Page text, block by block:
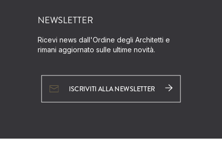
NEWSLETTER
Ricevi news dall'Ordine degli Architetti e
rimani aggiornato sulle ultime novità.
ISCRIVITI ALLA NEWSLETTER